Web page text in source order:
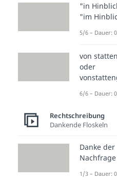
"in
"im
5/6 – Dauer:
von
oder
6/6 – Dauer:
Rechtschreibung
Dankende Floskeln
Danke der
Nachfrage
1/3 – Dauer: